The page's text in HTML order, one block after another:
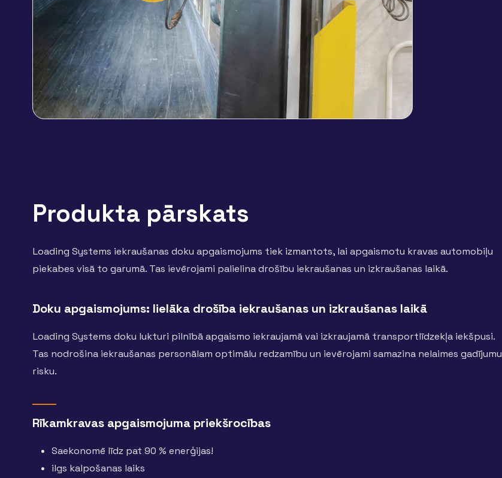
Produkta pārskats
Loading Systems iekraušanas doku apgaismojums tiek izmantots, lai apgaismotu kravas automobiļu
piekabes visā to garumā. Tas ievērojami palielina drošību iekraušanas un izkraušanas laikā.
Doku apgaismojums: lielāka drošība iekraušanas un izkraušanas laikā
Loading Systems doku lukturi pilnībā apgaismo iekraujamā vai izkraujamā transportlīdzekļa iekšpusi.
Tas nodrošina iekraušanas personālam optimālu redzamību un ievērojami samazina nelaimes gadījumu
risku.
Rīkamkravas apgaismojuma priekšrocības
Saekonomē līdz pat 90 % enerģijas!
ilgs kalpošanas laiks